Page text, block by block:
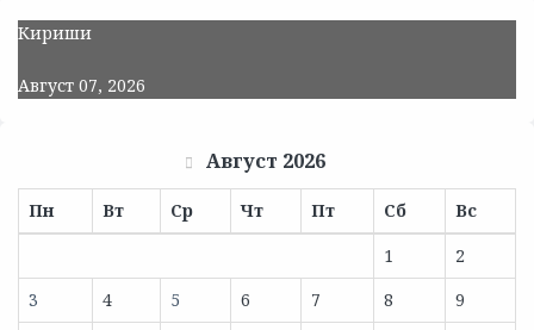
Кириши
Август 07, 2026
Август 2026
Пн Вт Ср Чт Пт Сб
Вс
1
2
3
4 5 6 7 8
9